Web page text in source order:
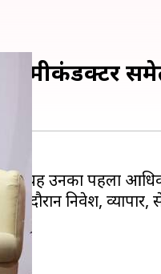
और
यह उनका पहला
दौरान निवेश,